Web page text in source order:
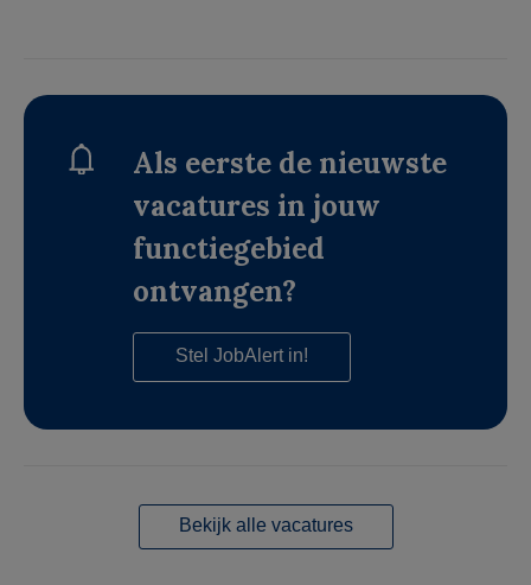
Als eerste de nieuwste
vacatures in jouw
functiegebied
ontvangen?
Stel JobAlert in!
Bekijk alle vacatures